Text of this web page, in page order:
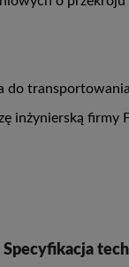
do
inżynierską firmy
Specyfikacja